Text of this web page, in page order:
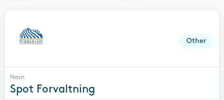
Other
Navn
Spot Forvaltning